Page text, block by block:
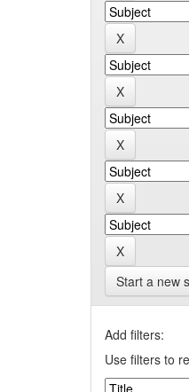
Start a new
Add filters:
Use filters to